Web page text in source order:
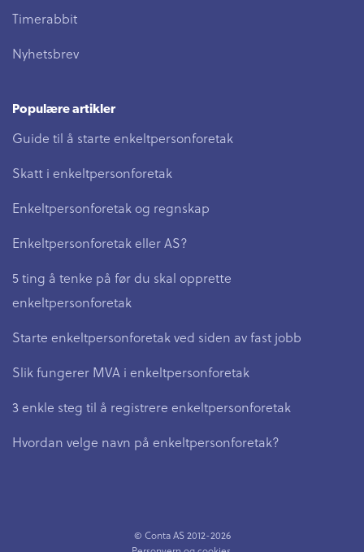
Timerabbit
Nyhetsbrev
Populære artikler
Guide til å starte enkeltpersonforetak
Skatt i enkeltpersonforetak
Enkeltpersonforetak og regnskap
Enkeltpersonforetak eller AS?
5 ting å tenke på før du skal opprette
enkeltpersonforetak
Starte enkeltpersonforetak ved siden av fast jobb
Slik fungerer MVA i enkeltpersonforetak
3 enkle steg til å registrere enkeltpersonforetak
Hvordan velge navn på enkeltpersonforetak?
© Conta AS 2012-2026